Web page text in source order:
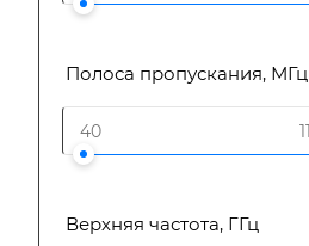
Полоса пропускания, МГц
Верхняя частота, ГГц